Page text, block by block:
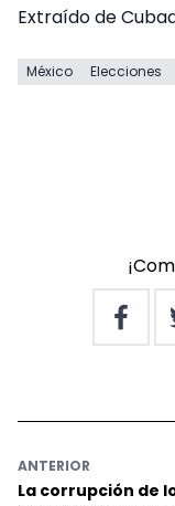
Extraído de
México Elecciones
ANTERIOR
La corrupción de